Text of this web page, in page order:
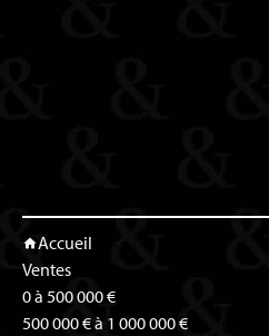
Accueil
Ventes
0 à 500 000 €
500 000 € à 1 000 000 €